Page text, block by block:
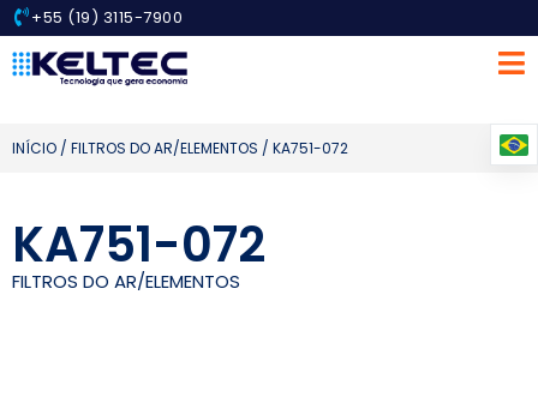
+55 (19) 3115-7900
INÍCIO / FILTROS DO AR/ELEMENTOS / KA751-072
KA751-072
FILTROS DO AR/ELEMENTOS